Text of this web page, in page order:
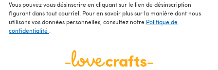
Vous pouvez vous désinscrire en cliquant sur le lien de désinscription
figurant dans tout courriel. Pour en savoir plus sur la manière dont nous
utilisons vos données personnelles, consultez notre Politique de
confidentialité